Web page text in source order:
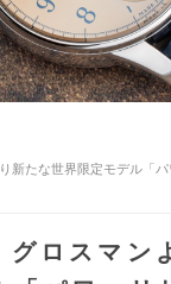
新たな世界限定モデル「
グロスマン